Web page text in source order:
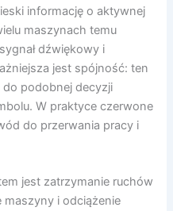
informację o aktywnej
maszynach temu
dźwiękowy i
jest spójność: ten
podobnej decyzji
W praktyce czerwone
do przerwania pracy i
jest zatrzymanie ruchów
i odciążenie